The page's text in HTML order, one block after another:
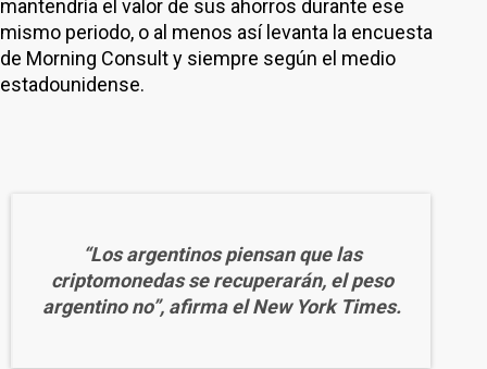
mantendría el valor de sus ahorros durante ese
mismo periodo, o al menos así levanta la encuesta
de Morning Consult y siempre según el medio
estadounidense.
“Los argentinos piensan que las
criptomonedas se recuperarán, el peso
argentino no”, afirma el New York Times.